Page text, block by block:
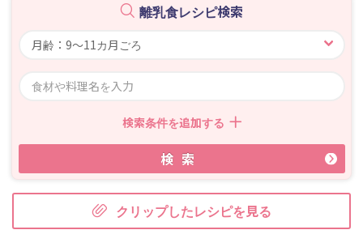
離乳食レシピ検索
検索条件を追加する
検索
クリップしたレシピを見る